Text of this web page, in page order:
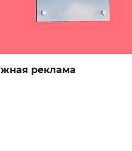
реклама